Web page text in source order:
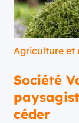
Agriculture et
Société
céder